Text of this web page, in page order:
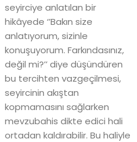
seyirciye anlatılan bir
hikâyede ‘’Bakın size
anlatıyorum, sizinle
konuşuyorum. Farkındasınız,
değil mi?’’ diye düşündüren
bu tercihten vazgeçilmesi,
seyircinin akıştan
kopmamasını sağlarken
mevzubahis dikte edici hali
ortadan kaldırabilir. Bu haliyle